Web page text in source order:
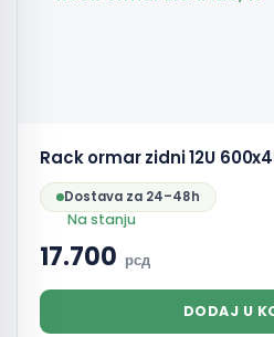
Rack ormar zidni 12U
Dostava za 24–48h
Na stanju
17.700 рсд
DODAJ U